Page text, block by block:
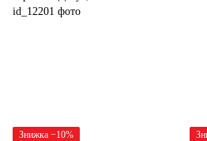
Знижка −10%